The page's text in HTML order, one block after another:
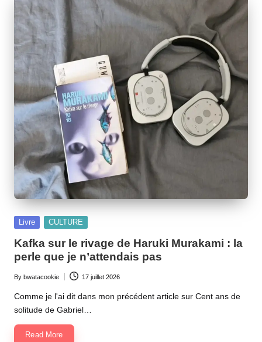
Posted
Livre CULTURE
Kafka sur le rivage de Haruki Murakami : la
perle que je n’attendais pas
Posted
by
By bwatacookie 17 juillet 2026
Comme je l'ai dit dans mon précédent article sur Cent ans de
solitude de Gabriel…
Read More